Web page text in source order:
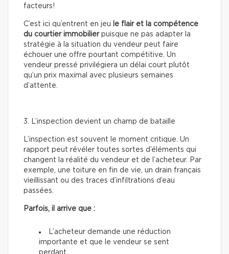
facteurs!
C’est ici qu’entrent en jeu
le flair et la compétence
du courtier immobilierpuisque ne pas adapter la
stratégie à la situation du vendeur peut faire
échouer une offre pourtant compétitive. Un
vendeur pressé privilégiera un délai court plutôt
qu’un prix maximal avec plusieurs semaines
d’attente.
3. L’inspection devient un champ de bataille
L’inspection est souvent le moment critique. Un
rapport peut révéler toutes sortes d’éléments qui
changent la réalité du vendeur et de l’acheteur. Par
exemple, une toiture en fin de vie, un drain français
vieillissant ou des traces d’infiltrations d’eau
passées.
Parfois, il arrive que :
L’acheteur demande une réduction
importante et que le vendeur se sent
perdant.